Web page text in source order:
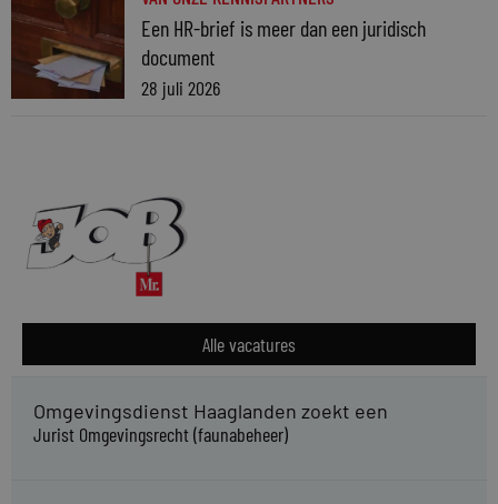
Een HR-brief is meer dan een juridisch
document
28 juli 2026
Alle vacatures
Omgevingsdienst Haaglanden zoekt een
Jurist Omgevingsrecht (faunabeheer)